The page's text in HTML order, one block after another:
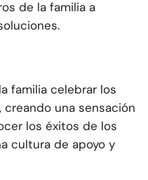
de la familia a
familia celebrar los
una sensación
los éxitos de los
cultura de apoyo y